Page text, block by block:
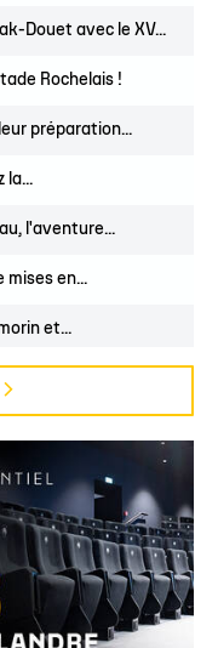
Douet avec le XV...
Rochelais !
préparation...
la...
l'aventure...
mises en...
et...